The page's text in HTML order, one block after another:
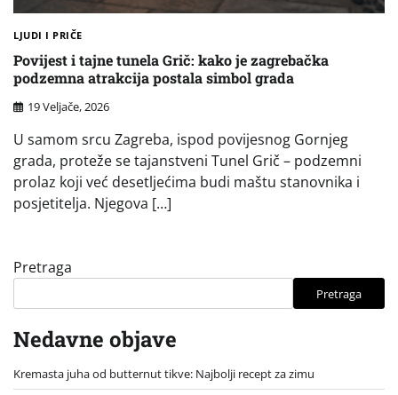
LJUDI I PRIČE
Povijest i tajne tunela Grič: kako je zagrebačka
podzemna atrakcija postala simbol grada
19 Veljače, 2026
U samom srcu Zagreba, ispod povijesnog Gornjeg
grada, proteže se tajanstveni Tunel Grič – podzemni
prolaz koji već desetljećima budi maštu stanovnika i
posjetitelja. Njegova […]
Pretraga
Pretraga
Nedavne objave
Kremasta juha od butternut tikve: Najbolji recept za zimu